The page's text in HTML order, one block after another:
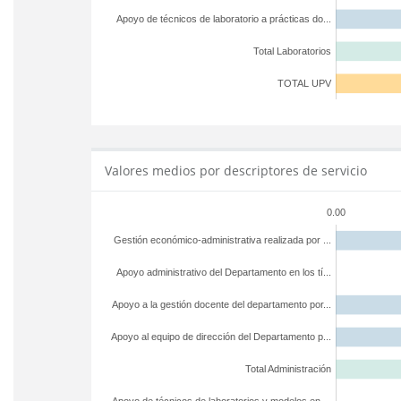
TOTAL UPV
Total Laboratorios
Apoyo de técnicos de laboratorio a prácticas do...
Valores medios por descriptores de servicio
0.00
Total Administración
Apoyo al equipo de dirección del Departamento p...
Apoyo a la gestión docente del departamento por...
Apoyo administrativo del Departamento en los tí...
Gestión económico-administrativa realizada por ...